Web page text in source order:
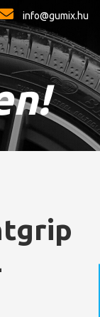
info@gumix.hu